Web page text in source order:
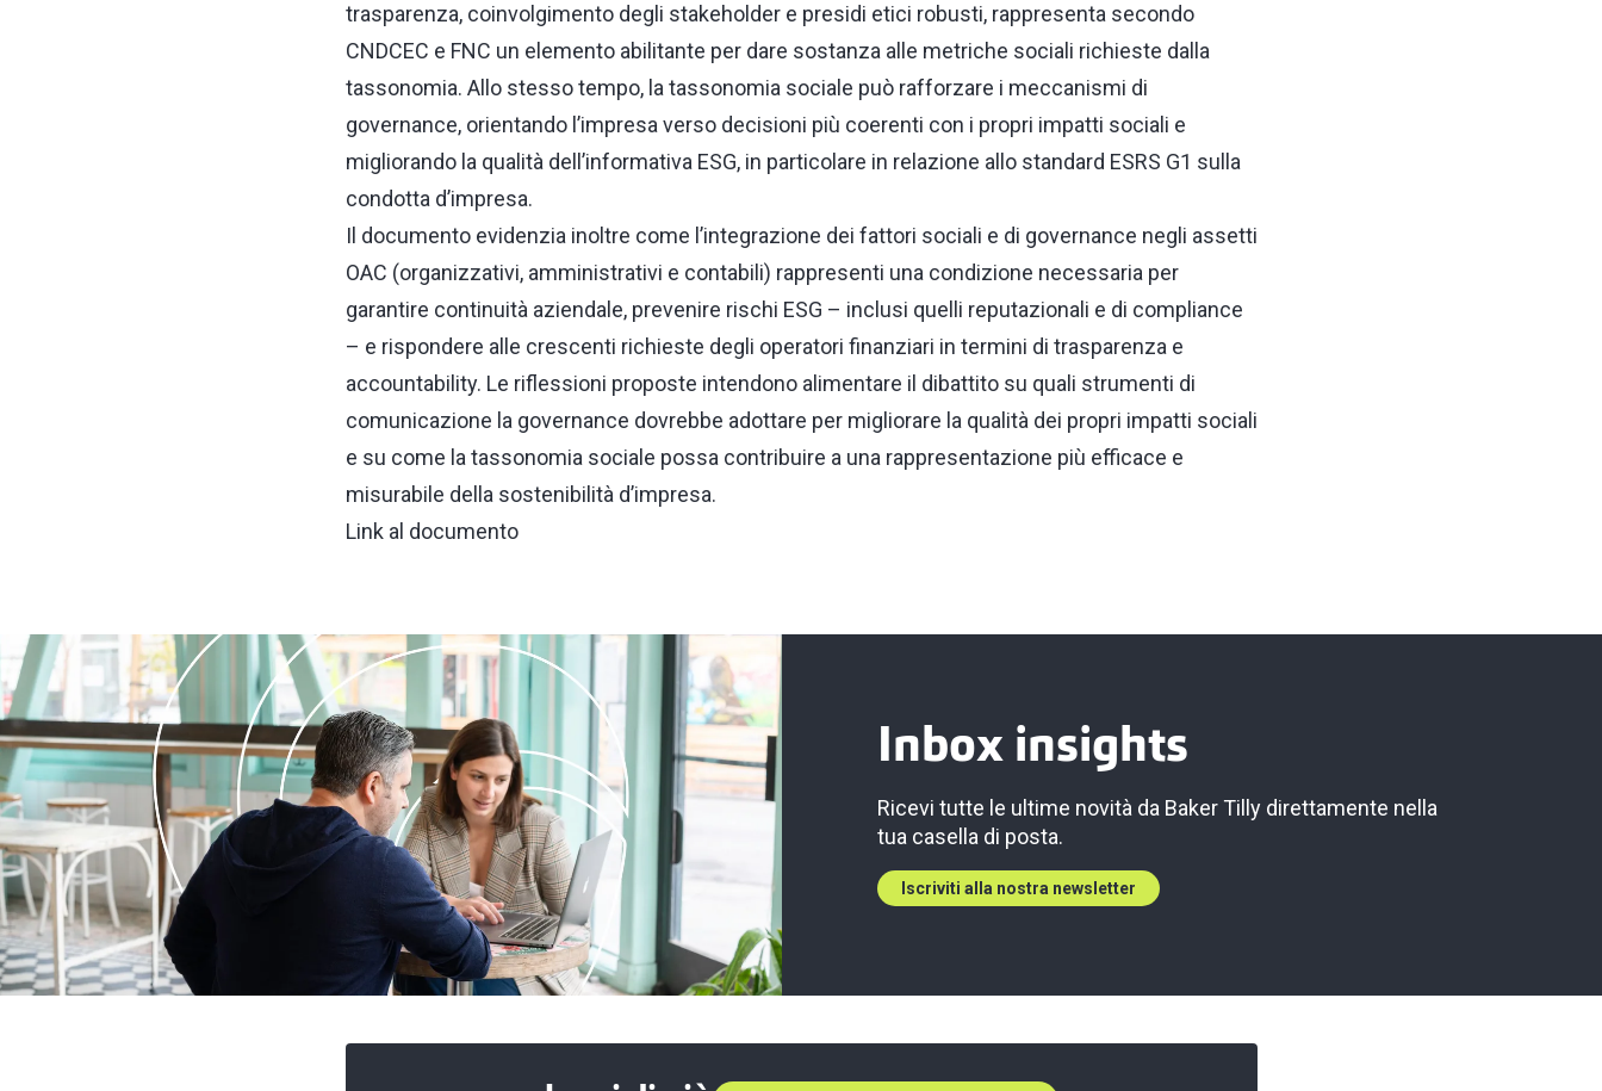
trasparenza, coinvolgimento degli stakeholder e presidi etici robusti, rappresenta secondo
CNDCEC e FNC un elemento abilitante per dare sostanza alle metriche sociali richieste dalla
tassonomia. Allo stesso tempo, la tassonomia sociale può rafforzare i meccanismi di
governance, orientando l’impresa verso decisioni più coerenti con i propri impatti sociali e
migliorando la qualità dell’informativa ESG, in particolare in relazione allo standard ESRS G1 sulla
condotta d’impresa.
Il documento evidenzia inoltre come l’integrazione dei fattori sociali e di governance negli assetti
OAC (organizzativi, amministrativi e contabili) rappresenti una condizione necessaria per
garantire continuità aziendale, prevenire rischi ESG – inclusi quelli reputazionali e di compliance
– e rispondere alle crescenti richieste degli operatori finanziari in termini di trasparenza e
accountability. Le riflessioni proposte intendono alimentare il dibattito su quali strumenti di
comunicazione la governance dovrebbe adottare per migliorare la qualità dei propri impatti sociali
e su come la tassonomia sociale possa contribuire a una rappresentazione più efficace e
misurabile della sostenibilità d’impresa.
Link al documento
Inbox insights
Ricevi tutte le ultime novità da Baker Tilly direttamente nella
tua casella di posta.
Iscriviti alla nostra newsletter